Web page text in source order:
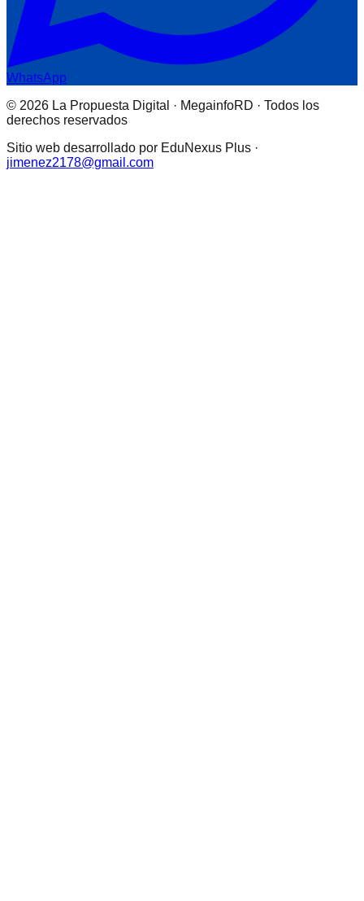
WhatsApp
© 2026 La Propuesta Digital · MegainfoRD · Todos los
derechos reservados
Sitio web desarrollado por EduNexus Plus ·
jimenez2178@gmail.com